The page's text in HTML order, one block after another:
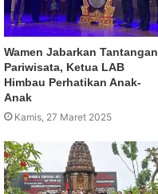
Wamen Jabarkan Tantangan
Pariwisata, Ketua LAB
Himbau Perhatikan Anak-
Anak
Kamis, 27 Maret 2025